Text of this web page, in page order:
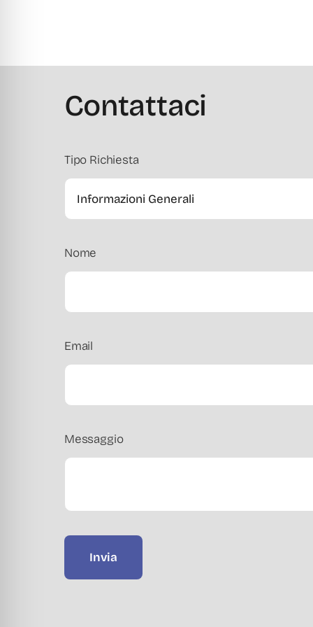
Contattaci
Tipo Richiesta
Nome
Email
Messaggio
Invia